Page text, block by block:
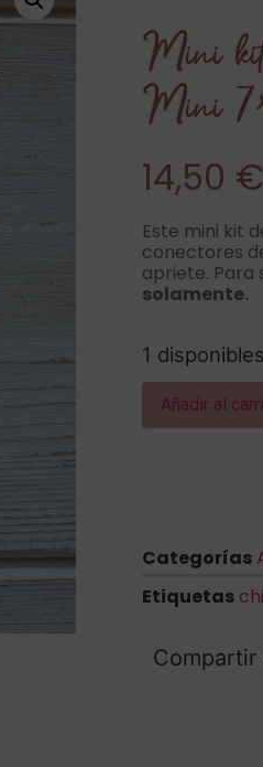
Mini kit
Mini
14,50 €
Este mini kit
conectores
apriete. Para
solamente.
1 disponibles
Añadir al
Categorías
Etiquetas
Compartir